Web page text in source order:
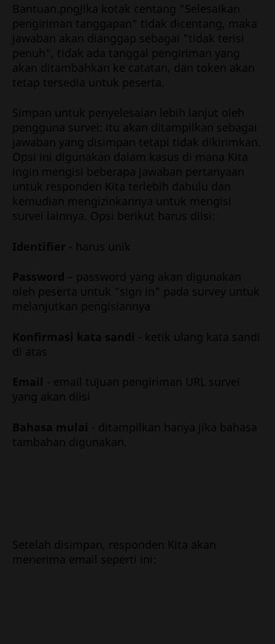
Bantuan.pngJika kotak centang "Selesaikan
pengiriman tanggapan" tidak dicentang, maka
jawaban akan dianggap sebagai "tidak terisi
penuh", tidak ada tanggal pengiriman yang
akan ditambahkan ke catatan, dan token akan
tetap tersedia untuk peserta.
Simpan untuk penyelesaian lebih lanjut oleh
pengguna survei: itu akan ditampilkan sebagai
jawaban yang disimpan tetapi tidak dikirimkan.
Opsi ini digunakan dalam kasus di mana Kita
ingin mengisi beberapa jawaban pertanyaan
untuk responden Kita terlebih dahulu dan
kemudian mengizinkannya untuk mengisi
survei lainnya. Opsi berikut harus diisi:
Identifier - harus unik
Password – password yang akan digunakan
oleh peserta untuk “sign in” pada survey untuk
melanjutkan pengisiannya
Konfirmasi kata sandi - ketik ulang kata sandi
di atas
Email - email tujuan pengiriman URL survei
yang akan diisi
Bahasa mulai - ditampilkan hanya jika bahasa
tambahan digunakan.
Setelah disimpan, responden Kita akan
menerima email seperti ini: